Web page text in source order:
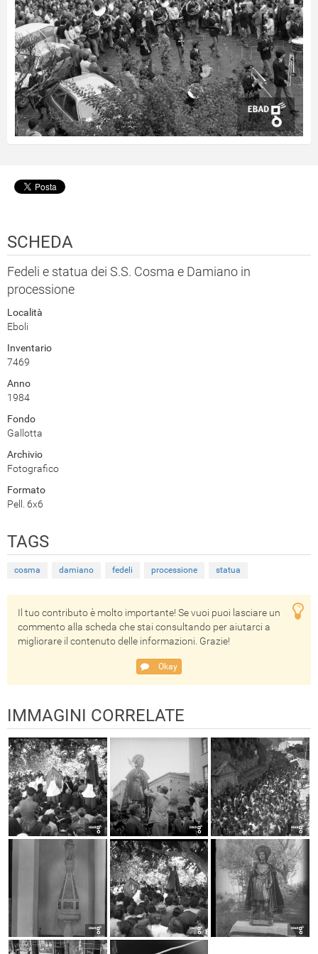
SCHEDA
Fedeli e statua dei S.S. Cosma e Damiano in
processione
Località
Eboli
Inventario
7469
Anno
1984
Fondo
Gallotta
Archivio
Fotografico
Formato
Pell. 6x6
TAGS
cosma damiano fedeli processione statua
Il tuo contributo è molto importante! Se vuoi puoi lasciare un
commento alla scheda che stai consultando per aiutarci a
migliorare il contenuto delle informazioni. Grazie!
Okay
IMMAGINI CORRELATE